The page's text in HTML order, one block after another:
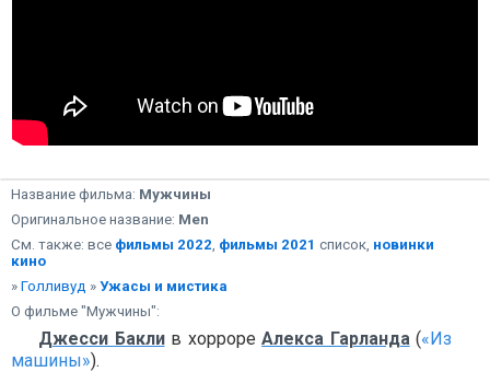
Название фильма: Мужчины
Оригинальное название: Men
См. также: все фильмы 2022, фильмы 2021 список, новинки
кино
» Голливуд » Ужасы и мистика
О фильме "Мужчины":
Джесси Баклив хоррореАлекса Гарланда(«Из
машины»).